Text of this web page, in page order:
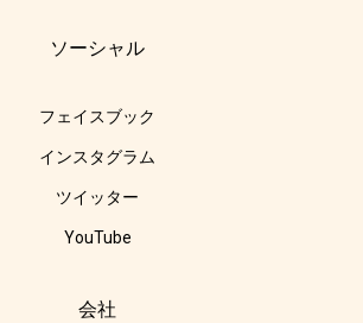
ソーシャル
フェイスブック
インスタグラム
ツイッター
YouTube
会社